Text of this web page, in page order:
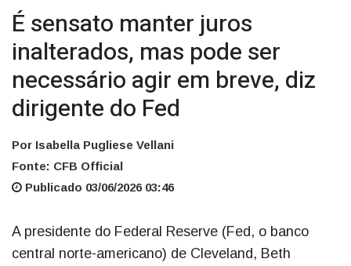
É sensato manter juros
inalterados, mas pode ser
necessário agir em breve, diz
dirigente do Fed
Por Isabella Pugliese Vellani
Fonte: CFB Official
Publicado 03/06/2026 03:46
A presidente do Federal Reserve (Fed, o banco
central norte-americano) de Cleveland, Beth